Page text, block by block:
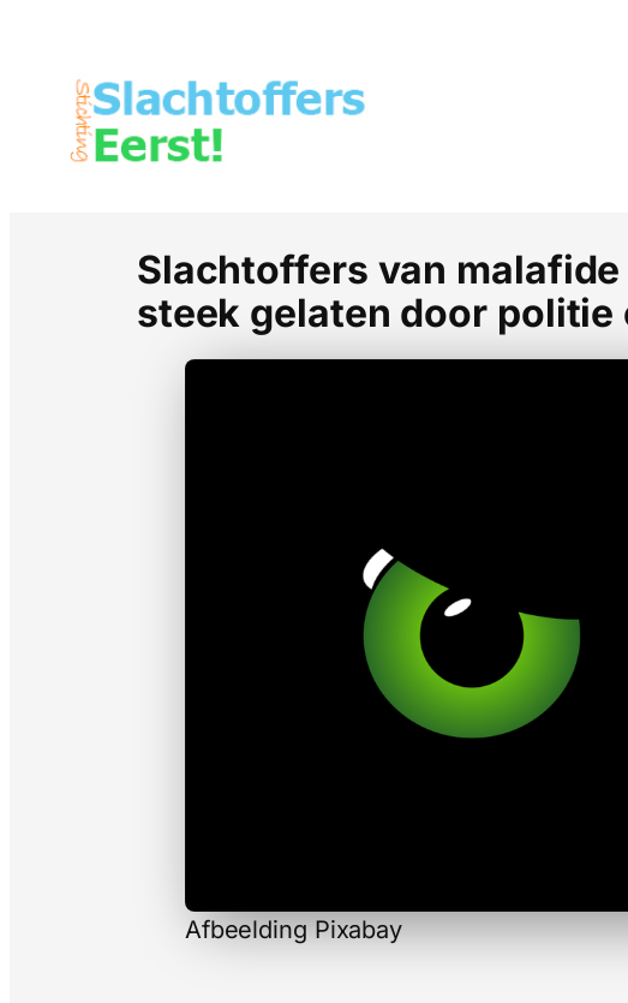
Slachtoffers van
steek gelaten door politie
Afbeelding Pixabay